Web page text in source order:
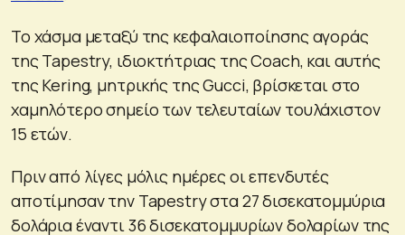
Το χάσμα μεταξύ της κεφαλαιοποίησης αγοράς
της Tapestry, ιδιοκτήτριας της Coach, και αυτής
της Kering, μητρικής της Gucci, βρίσκεται στο
χαμηλότερο σημείο των τελευταίων τουλάχιστον
15 ετών.
Πριν από λίγες μόλις ημέρες οι επενδυτές
αποτίμησαν την Tapestry στα 27 δισεκατομμύρια
δολάρια έναντι 36 δισεκατομμυρίων δολαρίων της